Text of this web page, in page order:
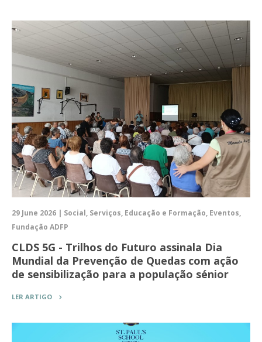
29 June 2026 | Social, Serviços, Educação e Formação, Eventos,
Fundação ADFP
CLDS 5G - Trilhos do Futuro assinala Dia
Mundial da Prevenção de Quedas com ação
de sensibilização para a população sénior
LER ARTIGO